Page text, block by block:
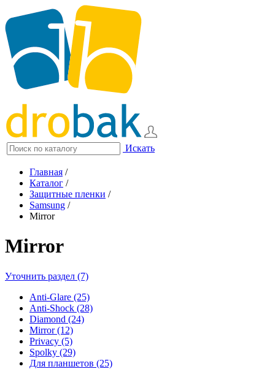
Искать
Главная /
Каталог /
Защитные пленки /
Samsung /
Mirror
Mirror
Уточнить раздел (7)
Anti-Glare (25)
Anti-Shock (28)
Diamond (24)
Mirror (12)
Privacy (5)
Spolky (29)
Для планшетов (25)